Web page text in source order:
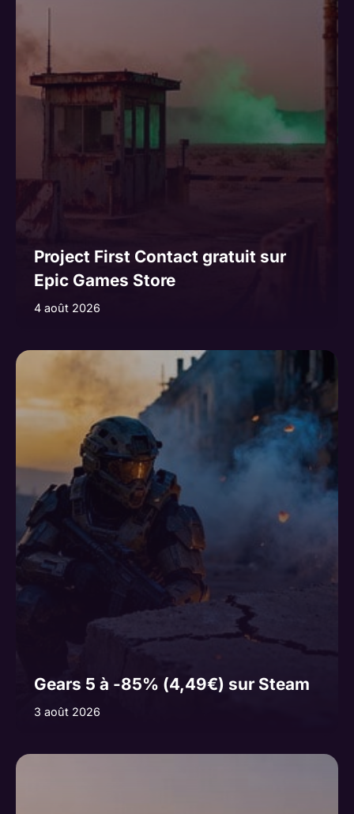
Project First Contact gratuit sur
Epic Games Store
4 août 2026
Gears 5 à -85% (4,49€) sur Steam
3 août 2026